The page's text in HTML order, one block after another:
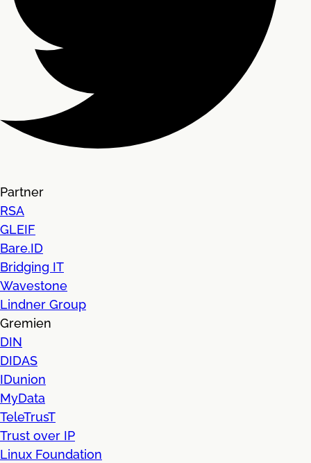
Partner
RSA
GLEIF
Bare.ID
Bridging IT
Wavestone
Lindner Group
Gremien
DIN
DIDAS
IDunion
MyData
TeleTrusT
Trust over IP
Linux Foundation